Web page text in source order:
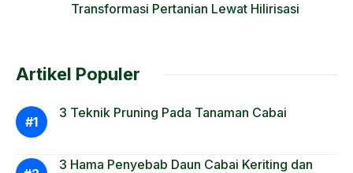
Transformasi Pertanian Lewat Hilirisasi
Artikel Populer
3 Teknik Pruning Pada Tanaman Cabai
3 Hama Penyebab Daun Cabai Keriting dan